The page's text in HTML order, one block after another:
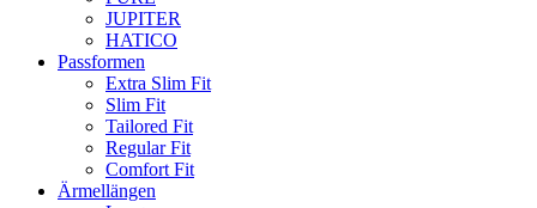
JUPITER
HATICO
Passformen
Extra Slim Fit
Slim Fit
Tailored Fit
Regular Fit
Comfort Fit
Ärmellängen